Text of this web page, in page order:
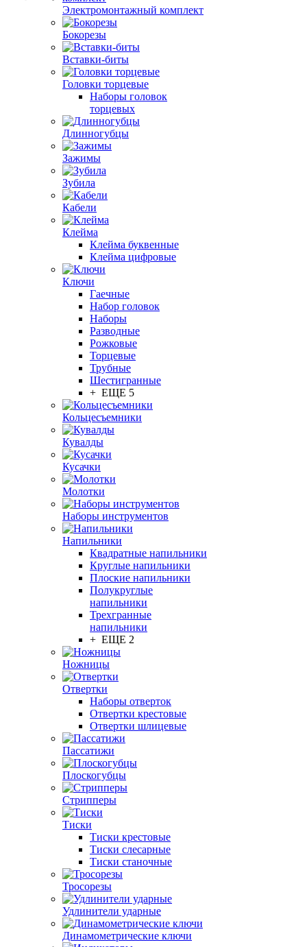
Электромонтажный комплект
Бокорезы
Вставки-биты
Головки торцевые
Наборы головок
торцевых
Длинногубцы
Зажимы
Зубила
Кабели
Клейма
Клейма буквенные
Клейма цифровые
Ключи
Гаечные
Набор головок
Наборы
Разводные
Рожковые
Торцевые
Трубные
Шестигранные
+ ЕЩЕ 5
Кольцесъемники
Кувалды
Кусачки
Молотки
Наборы инструментов
Напильники
Квадратные напильники
Круглые напильники
Плоские напильники
Полукруглые
напильники
Трехгранные
напильники
+ ЕЩЕ 2
Ножницы
Отвертки
Наборы отверток
Отвертки крестовые
Отвертки шлицевые
Пассатижи
Плоскогубцы
Стрипперы
Тиски
Тиски крестовые
Тиски слесарные
Тиски станочные
Тросорезы
Удлинители ударные
Динамометрические ключи